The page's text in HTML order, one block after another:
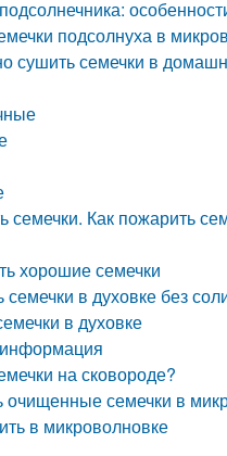
подсолнуха в
сушить семечки в
семечки. Как пожарить
хорошие семечки
семечки в духовке без
в духовке
на сковороде?
очищенные семечки в
в микроволновке